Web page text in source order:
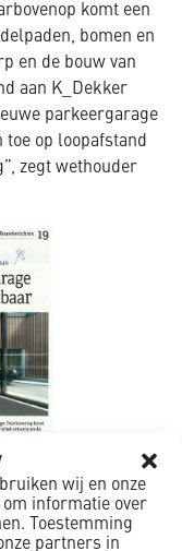
wij en onze
informatie over
Toestemming
partners in
komt een
bomen en
en de bouw van
aan K_Dekker
parkeergarage
op loopafstand
zegt wethouder